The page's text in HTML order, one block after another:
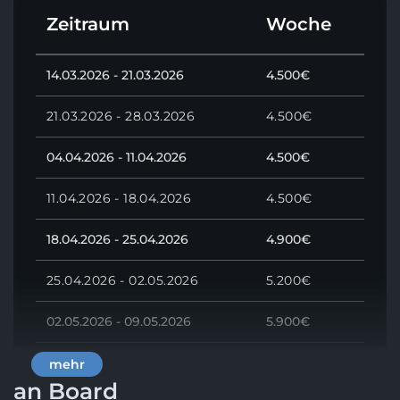
schnelle Mahlzeiten steht eine leistungsstarke
Ob du deinen nächsten Familienurlaub planst oder
eine Reise mit einer großen Gruppe von Freunden –
beim Mieten des 46 Fuß langen Segelkatamarans –
nichts.
Möchten Sie vergleichbareLagoon Boote mieten
dann finden Siehierweitere Lagoon Katamarane die
man in Kroatien Chartern kann.
Zeitraum Woche
14.03.2026 - 21.03.2026 4.500€
21.03.2026 - 28.03.2026 4.500€
04.04.2026 - 11.04.2026 4.500€
11.04.2026 - 18.04.2026 4.500€
18.04.2026 - 25.04.2026 4.900€
25.04.2026 - 02.05.2026 5.200€
02.05.2026 - 09.05.2026 5.900€
09.05.2026 - 16.05.2026
mehr
an Board